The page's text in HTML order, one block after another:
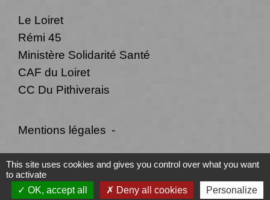
Le Loiret
Rémi 45
Ministère Solidarité Santé
CAF du Loiret
CC Du Pithiverais
Mentions légales -
Politique de confidentialité - Accessibilité -
Plan du site - Gestion des cookies
This site uses cookies and gives you control over what you want
to activate
OK, accept all
Deny all cookies Personalize